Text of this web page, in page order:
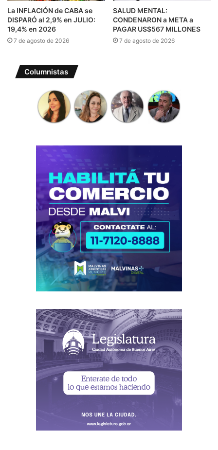
La INFLACIÓN de CABA se
DISPARÓ al 2,9% en JULIO:
19,4% en 2026
7 de agosto de 2026
SALUD MENTAL:
CONDENARON a META a
PAGAR US$567 MILLONES
7 de agosto de 2026
Columnistas